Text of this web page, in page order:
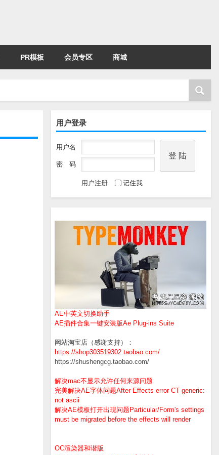
PR模板 会员专区 商城
用户登录
用户名
密 码
用户注册 记住我
AE中英文切换助手
AE插件合集一键安装版Ae Plug-ins Suite
网站淘宝店（感谢支持）：
https://shop303519302.taobao.com/
https://shushengcg.taobao.com/
解决mac不显示允许任何来源问题
完美解决AE字体问题After Effects error CT generic:
not ascii
解决AE模板打开出现问题Particular/Form's settings
must be migrated before the effects will render
OC渲染器和谐版